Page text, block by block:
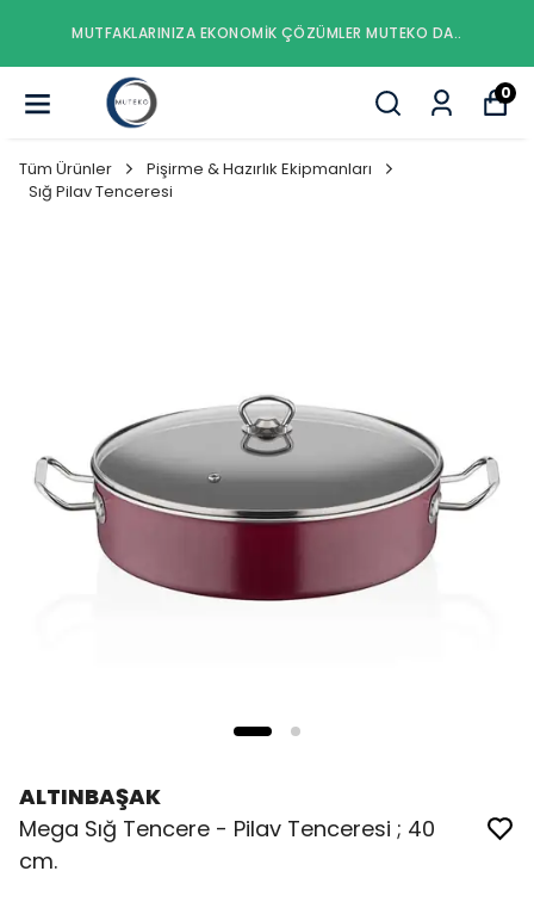
MUTFAKLARINIZA EKONOMIK ÇÖZÜMLER MUTEKO DA..
0
Tüm Ürünler
Pişirme & Hazırlık Ekipmanları
Sığ Pilav Tenceresi
ALTINBAŞAK
Mega Sığ Tencere - Pilav Tenceresi ; 40
cm.